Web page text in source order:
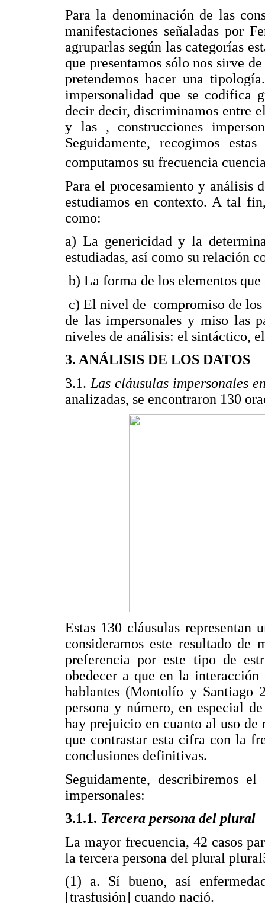
Para la denominación de las
manifestaciones señaladas por
agruparlas según las categorías
que presentamos sólo nos sirve
pretendemos hacer una
impersonalidad que se codifica
decir decir, discriminamos entre
y las , construcciones
Seguidamente, recogimos
computamos su frecuencia
Para el procesamiento y análisis
estudiamos en contexto. A tal
como:
a) La genericidad y la
estudiadas, así como su relación
b) La forma de los elementos
c) El nivel de compromiso de los
de las impersonales y miso las
niveles de análisis: el sintáctico,
3. ANÁLISIS DE LOS DATOS
3.1. Las cláusulas impersonales
analizadas, se encontraron 130
Estas 130 cláusulas
consideramos este resultado de
preferencia por este tipo de
obedecer a que en la
hablantes (Montolío y Santiago
persona y número, en especial
hay prejuicio en cuanto al uso de
que contrastar esta cifra con la
conclusiones definitivas.
Seguidamente, describiremos
impersonales:
3.1.1. Tercera persona del plural
La mayor frecuencia, 42 casos
la tercera persona del plural
(1) a. Sí bueno, así
[trasfusión] cuando nació.